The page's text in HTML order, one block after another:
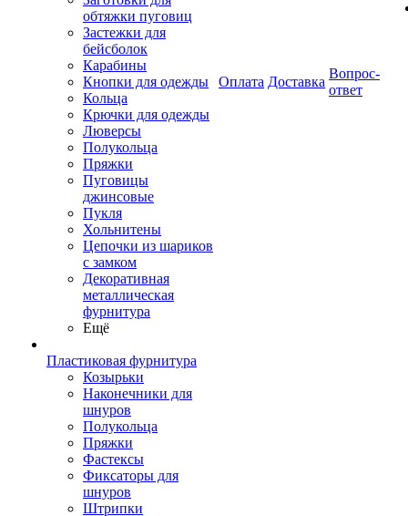
обтяжки пуговиц
Застежки для
бейсболок
Карабины
Кнопки для одежды
Кольца
Крючки для одежды
Люверсы
Полукольца
Пряжки
Пуговицы
джинсовые
Пукля
Хольнитены
Цепочки из шариков
с замком
Декоративная
металлическая
фурнитура
Ещё
Пластиковая фурнитура
Козырьки
Наконечники для
шнуров
Полукольца
Пряжки
Фастексы
Фиксаторы для
шнуров
Штрипки
Оплата Доставка
Вопрос-
ответ